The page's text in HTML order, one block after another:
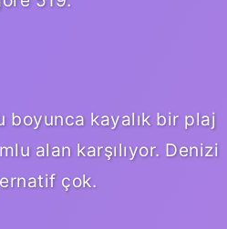
boyunca kayalık bir plaj
alan karşılıyor. Denizi
çok.